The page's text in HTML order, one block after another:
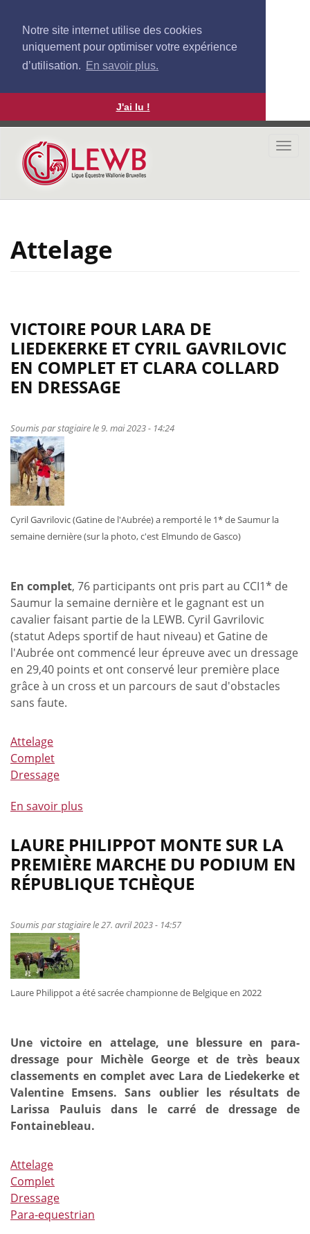
Notre site internet utilise des cookies
uniquement pour optimiser votre expérience
d’utilisation. En savoir plus.
J'ai lu !
Aller
contenu
principal
Attelage
VICTOIRE POUR LARA DE
LIEDEKERKE ET CYRIL GAVRILOVIC
EN COMPLET ET CLARA COLLARD
EN DRESSAGE
Soumis parstagiairele 9. mai 2023 - 14:24
Cyril Gavrilovic (Gatine de l'Aubrée) a remporté le 1* de Saumur la
semaine dernière (sur la photo, c'est Elmundo de Gasco)
En complet, 76 participants ont pris part au CCI1* de
Saumur la semaine dernière et le gagnant est un
cavalier faisant partie de la LEWB. Cyril Gavrilovic
(statut Adeps sportif de haut niveau) et Gatine de
l'Aubrée ont commencé leur épreuve avec un dressage
en 29,40 points et ont conservé leur première place
grâce à un cross et un parcours de saut d'obstacles
sans faute.
Attelage
Complet
Dressage
En savoir plus
de
Victoire
pour
Lara
Liedekerke
en
Clara
Collard
en
dressage
LAURE PHILIPPOT MONTE SUR LA
PREMIÈRE MARCHE DU PODIUM EN
RÉPUBLIQUE TCHÈQUE
Soumis parstagiairele 27. avril 2023 - 14:57
Laure Philippot a été sacrée championne de Belgique en 2022
Une victoire en attelage, une blessure en para-
dressage pour Michèle George et de très beaux
classements en complet avec Lara de Liedekerke et
Valentine Emsens. Sans oublier les résultats de
Larissa Pauluis dans le carré de dressage de
Fontainebleau.
Attelage
Complet
Dressage
Para-equestrian